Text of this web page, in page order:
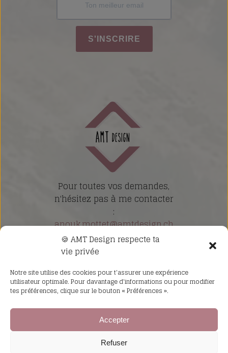
🍪 AMT Design respecte ta
vie privée
Notre site utilise des cookies pour t'assurer une expérience
utilisateur optimale. Pour davantage d'informations ou pour modifier
tes préférences, clique sur le bouton « Préférences ».
Accepter
Refuser
S'INSCRIRE
Pour toutes vos demandes,
n'hésitez pas à me contacter
:
anouk.mottet@amtdesign.ch
Nos revendeurs
Politique de confidentialité
Mentions Légales
Conditions générales